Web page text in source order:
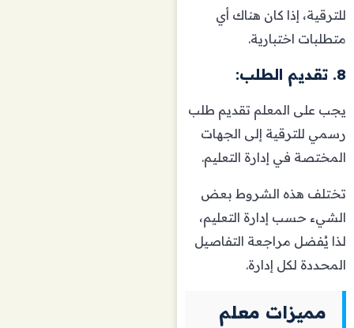
للترقية، إذا كان هناك أي
متطلبات اختبارية.
8. تقديم الطلب:
يجب على المعلم تقديم طلب
رسمي للترقية إلى الجهات
المختصة في إدارة التعليم.
تختلف هذه الشروط بعض
الشيء حسب إدارة التعليم،
لذا يُفضل مراجعة التفاصيل
المحددة لكل إدارة.
مميزات معلم